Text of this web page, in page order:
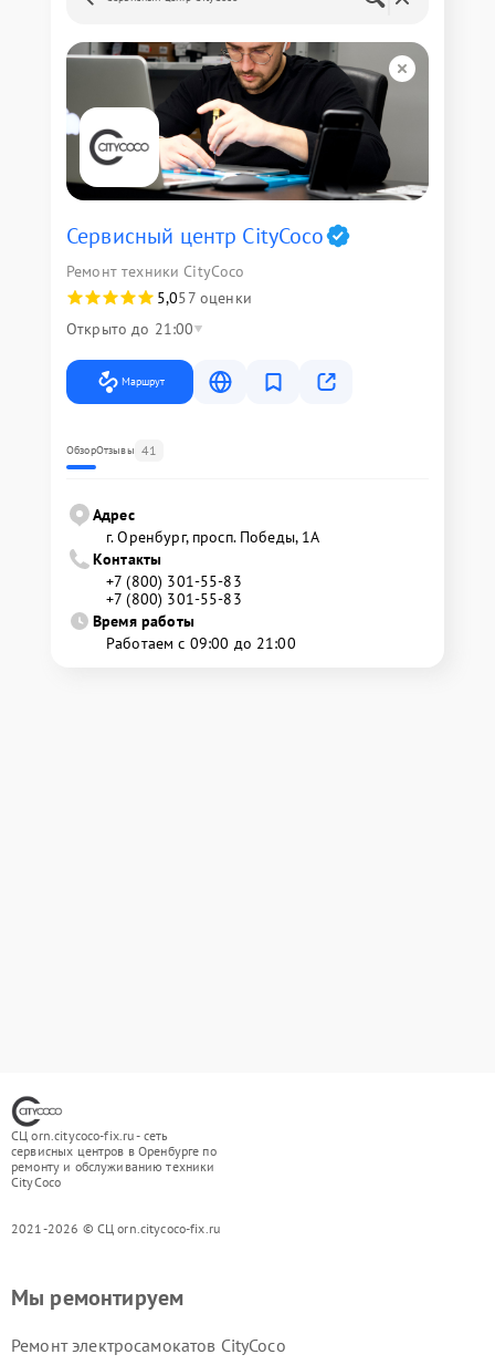
Сервисный центр CityCoco
Ремонт техники CityCoco
5,057 оценки
Открыто до 21:00
Маршрут
ОбзорОтзывы 41
Адрес
г. Оренбург, просп. Победы, 1А
Контакты
+7 (800) 301-55-83
+7 (800) 301-55-83
Время работы
Работаем с 09:00 до 21:00
СЦ orn.citycoco-fix.ru - сеть
сервисных центров в Оренбурге по
ремонту и обслуживанию техники
CityCoco
2021-2026 © СЦ orn.citycoco-fix.ru
Мы ремонтируем
Ремонт электросамокатов CityCoco